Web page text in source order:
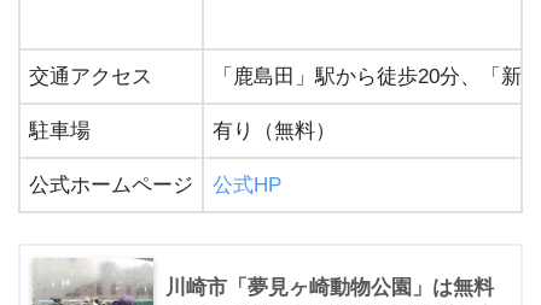
交通アクセス 「鹿島田」駅から徒歩20分、「新
駐車場 有り（無料）
公式ホームページ 公式HP
川崎市「夢見ヶ崎動物公園」は無料